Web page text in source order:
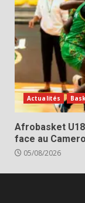
Actualités
Afrobasket
face au
05/08/2026